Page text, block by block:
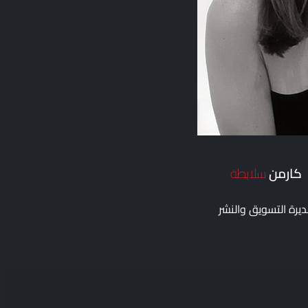
كارمنسلايطة
التسويق والنشر